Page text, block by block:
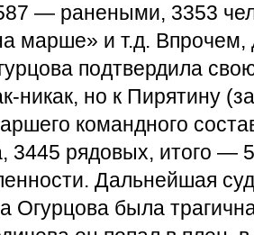
— ранеными, 3353
марше» и т.д.
подтвердила
никак, но к Пирятину
командного
3445 рядовых, итого —
Дальнейшая
Огурцова была